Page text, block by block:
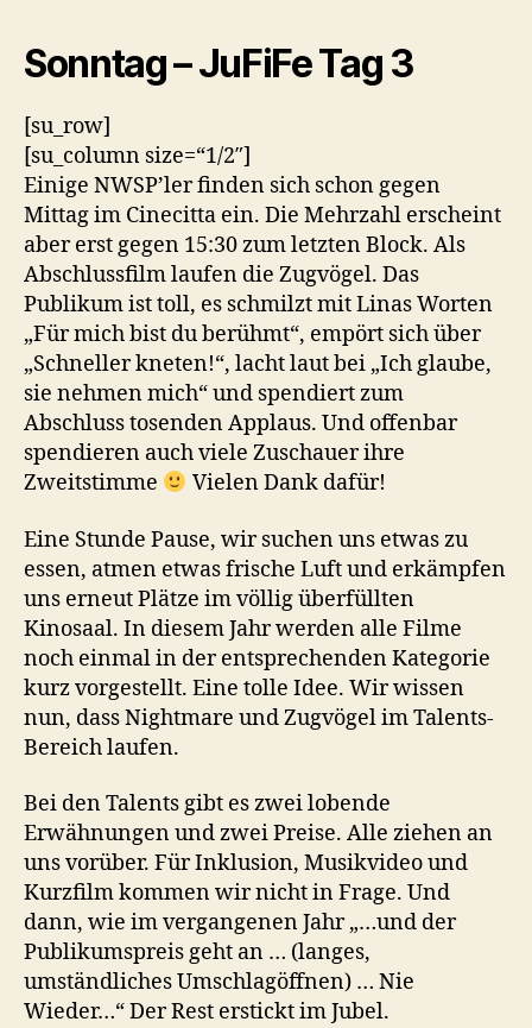
Sonntag – JuFiFe Tag 3
[su_row]
[su_column size=“1/2″]
Einige NWSP’ler finden sich schon gegen
Mittag im Cinecitta ein. Die Mehrzahl erscheint
aber erst gegen 15:30 zum letzten Block. Als
Abschlussfilm laufen die Zugvögel. Das
Publikum ist toll, es schmilzt mit Linas Worten
„Für mich bist du berühmt“, empört sich über
„Schneller kneten!“, lacht laut bei „Ich glaube,
sie nehmen mich“ und spendiert zum
Abschluss tosenden Applaus. Und offenbar
spendieren auch viele Zuschauer ihre
Zweitstimme
Vielen Dank dafür!
Eine Stunde Pause, wir suchen uns etwas zu
essen, atmen etwas frische Luft und erkämpfen
uns erneut Plätze im völlig überfüllten
Kinosaal. In diesem Jahr werden alle Filme
noch einmal in der entsprechenden Kategorie
kurz vorgestellt. Eine tolle Idee. Wir wissen
nun, dass Nightmare und Zugvögel im Talents-
Bereich laufen.
Bei den Talents gibt es zwei lobende
Erwähnungen und zwei Preise. Alle ziehen an
uns vorüber. Für Inklusion, Musikvideo und
Kurzfilm kommen wir nicht in Frage. Und
dann, wie im vergangenen Jahr „…und der
Publikumspreis geht an … (langes,
umständliches Umschlagöffnen) … Nie
Wieder…“ Der Rest erstickt im Jubel.